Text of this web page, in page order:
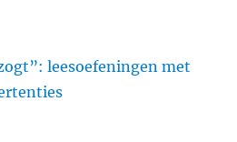
leesoefeningen met